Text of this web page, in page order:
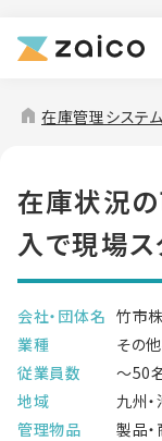
機能
導入事例
home 在庫管理システ
在庫状況
入で現場ス
会社・団体名 竹市
業種
その
従業員数
～50
地域
九州
管理物品
製品